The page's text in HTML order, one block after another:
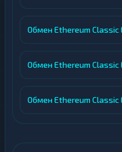
Обмен Ethereum Classic
Обмен Ethereum Classic
Обмен Ethereum Classic